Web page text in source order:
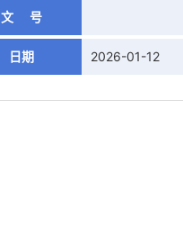
文 号
日期 2026-01-12